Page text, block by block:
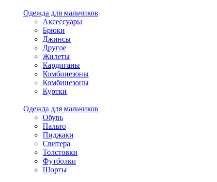
Одежда для мальчиков
Аксессуары
Брюки
Джинсы
Другое
Жилеты
Кардиганы
Комбинезоны
Комбинезоны
Куртки
Одежда для мальчиков
Обувь
Пальто
Пиджаки
Свитера
Толстовки
Футболки
Шорты